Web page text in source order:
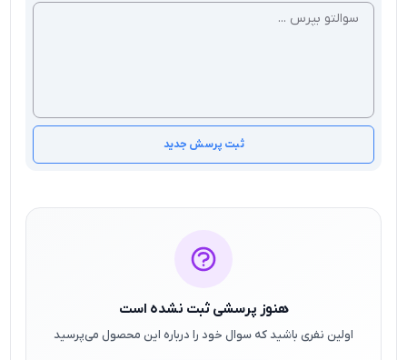
ثبت پرسش جدید
هنوز پرسشی ثبت نشده است
اولین نفری باشید که سوال خود را درباره این محصول می‌پرسید